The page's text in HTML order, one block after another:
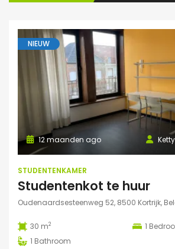
NIEUW
12 maanden ago
STUDENTENKAMER
Studentenkot te huur
Oudenaardsesteenweg 52, 8500 Kortrijk,
30 m2 1
1 Bathroom